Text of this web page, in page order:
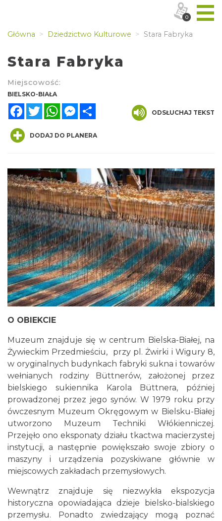
Główna Dziedzictwo Kulturowe Stara Fabryka
Stara Fabryka
Miejscowość:
BIELSKO-BIAŁA
FacebookTwitterWhatsAppMessenger
ODSŁUCHAJ TEKST
DODAJ DO PLANERA
O OBIEKCIE
Muzeum znajduje się w centrum Bielska-Białej, na
Żywieckim Przedmieściu, przy pl. Żwirki i Wigury 8,
w oryginalnych budynkach fabryki sukna i towarów
wełnianych rodziny Büttnerów, założonej przez
bielskiego sukiennika Karola Büttnera, później
prowadzonej przez jego synów. W 1979 roku przy
ówczesnym Muzeum Okręgowym w Bielsku-Białej
utworzono Muzeum Techniki Włókienniczej.
Przejęło ono eksponaty działu tkactwa macierzystej
instytucji, a następnie powiększało swoje zbiory o
maszyny i urządzenia pozyskiwane głównie w
miejscowych zakładach przemysłowych.
Wewnątrz znajduje się niezwykła ekspozycja
historyczna opowiadająca dzieje bielsko-bialskiego
przemysłu. Ponadto zwiedzający mogą poznać
0